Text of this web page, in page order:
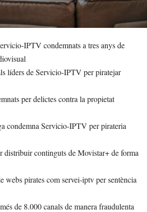
IPTV condemnats a tres anys de
líders de Servicio-IPTV per piratejar
per delictes contra la propietat
condemna Servicio-IPTV per pirateria
distribuir continguts de Movistar+ de forma
webs pirates com servei-iptv per sentència
de 8.000 canals de manera fraudulenta